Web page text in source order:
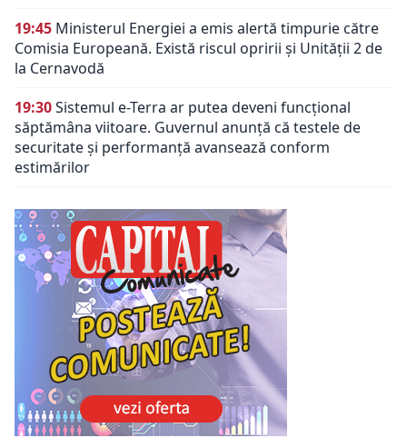
19:45 Ministerul Energiei a emis alertă timpurie către
Comisia Europeană. Există riscul opririi și Unității 2 de
la Cernavodă
19:30Sistemul e-Terra ar putea deveni funcțional
săptămâna viitoare. Guvernul anunță că testele de
securitate și performanță avansează conform
estimărilor